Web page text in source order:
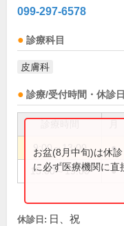
099-297-6578
診療科目
皮膚科
診療/受付時間・休診日
9:00～13:00 ●
15:00～19:00 ●
お盆(8月中旬)は休
に必ず医療機関に直
休診日: 日、祝